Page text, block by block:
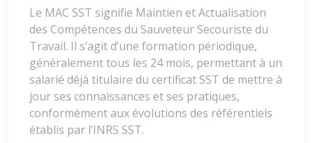
Le MAC SST signifie Maintien et Actualisation
des Compétences du Sauveteur Secouriste du
Travail. Il s’agit d’une formation périodique,
généralement tous les 24 mois, permettant à un
salarié déjà titulaire du certificat SST de mettre à
jour ses connaissances et ses pratiques,
conformément aux évolutions des référentiels
établis par l’INRS SST.